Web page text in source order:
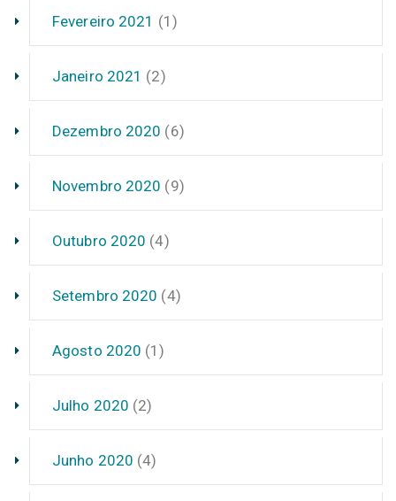
Fevereiro 2021 (1)
Janeiro 2021 (2)
Dezembro 2020 (6)
Novembro 2020 (9)
Outubro 2020 (4)
Setembro 2020 (4)
Agosto 2020 (1)
Julho 2020 (2)
Junho 2020 (4)